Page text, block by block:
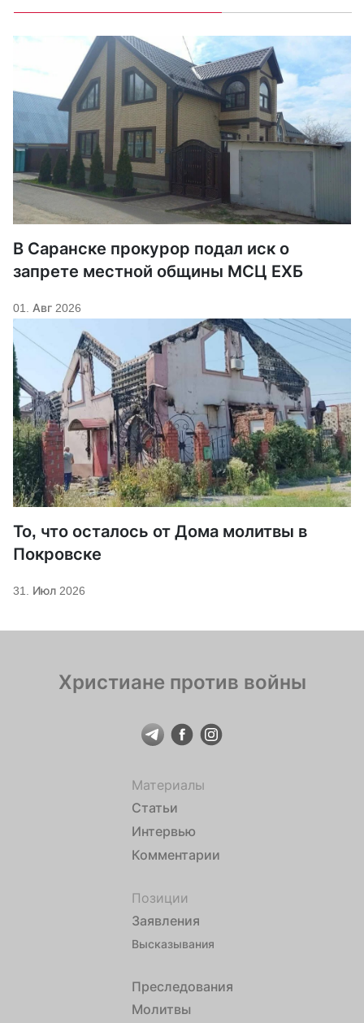
В Саранске прокурор подал иск о
запрете местной общины МСЦ ЕХБ
01. Авг 2026
То, что осталось от Дома молитвы в
Покровске
31. Июл 2026
Христиане против войны
Материалы
Статьи
Интервью
Комментарии
Позиции
Заявления
Высказывания
Преследования
Молитвы